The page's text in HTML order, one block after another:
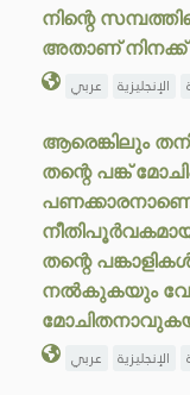
നിന്റെ
അതാണ്
عربي الإنجليزية
ആരെങ്കിലും
തന്റെ പങ്ക്
തന്റെ
നൽകുകയും
عربي الإنجليزية